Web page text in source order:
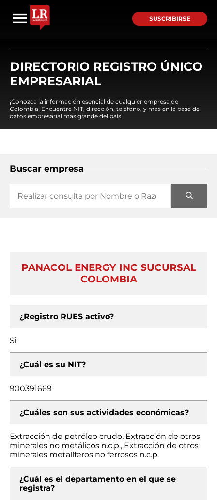
SUSCRIBIRSE
DIRECTORIO REGISTRO ÚNICO
EMPRESARIAL
¡Conozca la información esencial de cualquier empresa de
Colombia! Encuentre NIT, dirección, teléfono, y mas en la base de
datos empresarial mas grande del país.
Buscar empresa
PANACOL ENERGY INC SUCURSAL
COLOMBIA
¿Registro RUES activo?
Si
¿Cuál es su NIT?
900391669
¿Cuáles son sus actividades económicas?
Extracción de petróleo crudo, Extracción de otros
minerales no metálicos n.c.p., Extracción de otros
minerales metalíferos no ferrosos n.c.p.
¿Cuál es el departamento en el que se
registra?